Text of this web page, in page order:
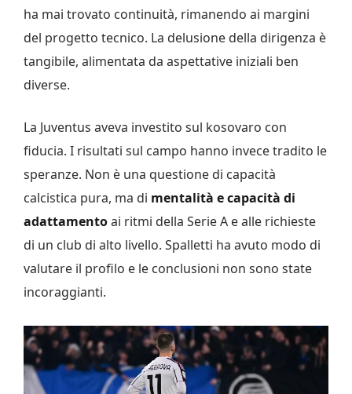
ha mai trovato continuità, rimanendo ai margini
del progetto tecnico. La delusione della dirigenza è
tangibile, alimentata da aspettative iniziali ben
diverse.
La Juventus aveva investito sul kosovaro con
fiducia. I risultati sul campo hanno invece tradito le
speranze. Non è una questione di capacità
calcistica pura, ma di mentalità e capacità di
adattamentoai ritmi della Serie A e alle richieste
di un club di alto livello. Spalletti ha avuto modo di
valutare il profilo e le conclusioni non sono state
incoraggianti.